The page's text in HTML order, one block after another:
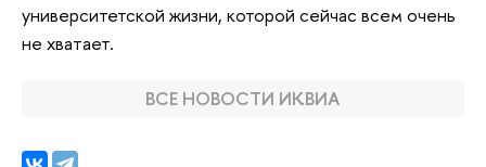
университетской жизни, которой сейчас всем очень
не хватает.
ВСЕ НОВОСТИ ИКВИА